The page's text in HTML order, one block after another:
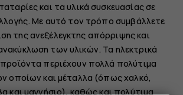
και τα υλικά συσκευασίας σε
Με αυτό τον τρόπο συμβάλλετε
της ανεξέλεγκτης απόρριψης και
των υλικών. Τα ηλεκτρικά
προϊόντα περιέχουν πολλά πολύτιμα
οποίων και μέταλλα (όπως χαλκό,
και μαγνήσιο), καθώς και πολύτιμα